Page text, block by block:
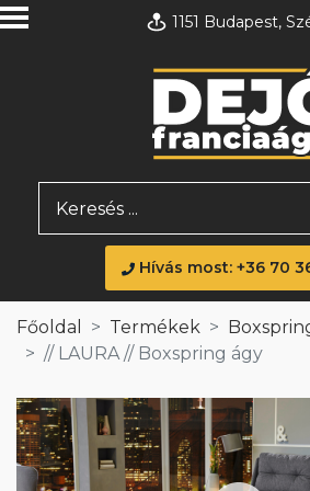
1151 Budapest,
Hívás most: +36 70
Főoldal Termékek
// LAURA // Boxspring ágy